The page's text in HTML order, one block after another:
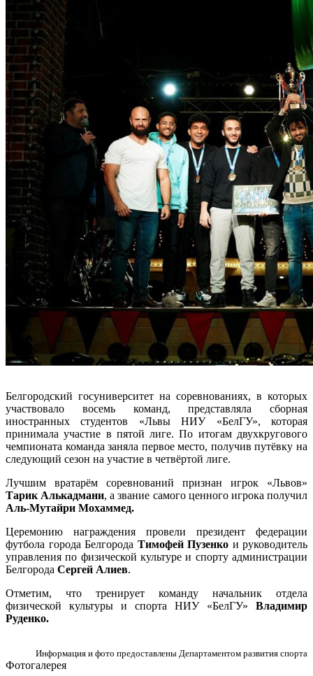
Белгородский госуниверситет на соревнованиях, в которых
участвовало восемь команд, представляла сборная
иностранных студентов «Львы НИУ «БелГУ», которая
принимала участие в пятой лиге. По итогам двухкругового
чемпионата команда заняла первое место, получив путёвку на
следующий сезон на участие в четвёртой лиге.
Лучшим вратарём соревнований признан игрок «Львов»
Тарик Алькадмани, а звание самого ценного игрока получил
Аль-Мутайри Мохаммед.
Церемонию награждения провели президент федерации
футбола города Белгорода Тимофей Пузенко и руководитель
управления по физической культуре и спорту администрации
Белгорода Сергей Алиев.
Отметим, что тренирует команду начальник отдела
физической культуры и спорта НИУ «БелГУ» Владимир
Руденко.
Информация и фото предоставлены Департаментом развития спорта
Фотогалерея